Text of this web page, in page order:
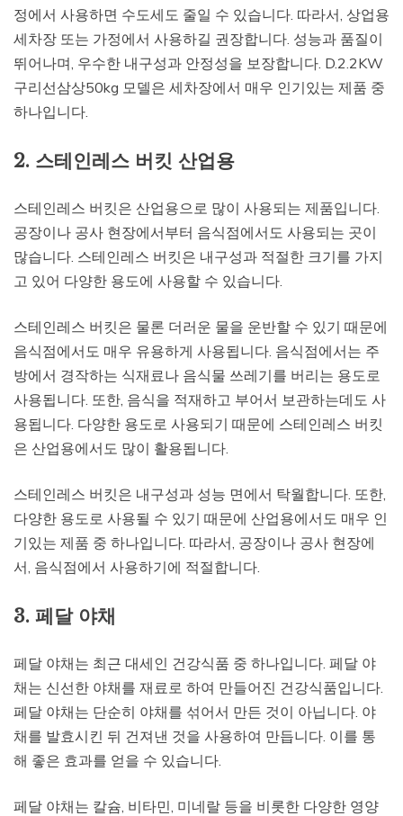
정에서 사용하면 수도세도 줄일 수 있습니다. 따라서, 상업용
세차장 또는 가정에서 사용하길 권장합니다. 성능과 품질이
뛰어나며, 우수한 내구성과 안정성을 보장합니다. D.2.2KW
구리선삼상50kg 모델은 세차장에서 매우 인기있는 제품 중
하나입니다.
2. 스테인레스 버킷 산업용
스테인레스 버킷은 산업용으로 많이 사용되는 제품입니다.
공장이나 공사 현장에서부터 음식점에서도 사용되는 곳이
많습니다. 스테인레스 버킷은 내구성과 적절한 크기를 가지
고 있어 다양한 용도에 사용할 수 있습니다.
스테인레스 버킷은 물론 더러운 물을 운반할 수 있기 때문에
음식점에서도 매우 유용하게 사용됩니다. 음식점에서는 주
방에서 경작하는 식재료나 음식물 쓰레기를 버리는 용도로
사용됩니다. 또한, 음식을 적재하고 부어서 보관하는데도 사
용됩니다. 다양한 용도로 사용되기 때문에 스테인레스 버킷
은 산업용에서도 많이 활용됩니다.
스테인레스 버킷은 내구성과 성능 면에서 탁월합니다. 또한,
다양한 용도로 사용될 수 있기 때문에 산업용에서도 매우 인
기있는 제품 중 하나입니다. 따라서, 공장이나 공사 현장에
서, 음식점에서 사용하기에 적절합니다.
3. 페달 야채
페달 야채는 최근 대세인 건강식품 중 하나입니다. 페달 야
채는 신선한 야채를 재료로 하여 만들어진 건강식품입니다.
페달 야채는 단순히 야채를 섞어서 만든 것이 아닙니다. 야
채를 발효시킨 뒤 건져낸 것을 사용하여 만듭니다. 이를 통
해 좋은 효과를 얻을 수 있습니다.
페달 야채는 칼슘, 비타민, 미네랄 등을 비롯한 다양한 영양